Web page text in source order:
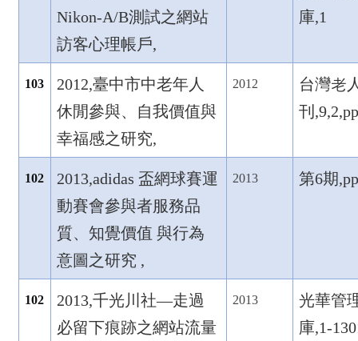
Nikon-A/B測試之網站
訪客心理帳戶,
庫,1
103 2012,臺中市中老年人
休閒參與、自我價值與
幸福感之研究,
2012
台灣老
刊
102 2013,adidas 盃網球賽運
動賽會參與者服務品
質、知覺價值 與行為
意圖之研究 ,
2013 第6期
102 2013,千光川社—走過
必留下痕跡之網站流量
2013
光華管
庫,1-